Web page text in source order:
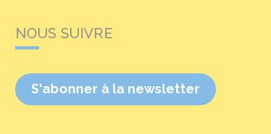
NOUS SUIVRE
S'abonner à la newsletter